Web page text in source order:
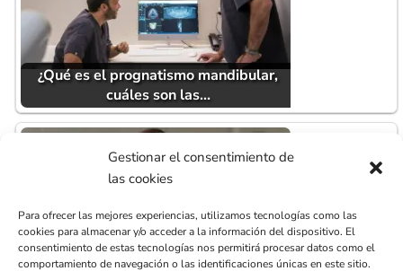
Gestionar el consentimiento de
las cookies
Para ofrecer las mejores experiencias, utilizamos tecnologías como las
cookies para almacenar y/o acceder a la información del dispositivo. El
consentimiento de estas tecnologías nos permitirá procesar datos como el
comportamiento de navegación o las identificaciones únicas en este sitio.
¿Qué es el prognatismo mandibular,
cuáles son las…